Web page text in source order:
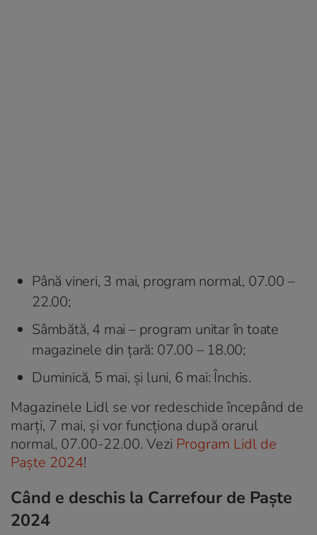
Până vineri, 3 mai, program normal, 07.00 –
22.00;
Sâmbătă, 4 mai – program unitar în toate
magazinele din țară: 07.00 – 18.00;
Duminică, 5 mai, și luni, 6 mai: Închis.
Magazinele Lidl se vor redeschide începând de
marţi, 7 mai, şi vor funcţiona după orarul
normal, 07.00-22.00. Vezi Program Lidl de
Paşte 2024!
Când e deschis la Carrefour de Paşte
2024